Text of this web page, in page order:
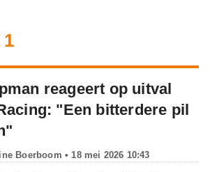
1
reageert op uitval
"Een bitterdere pil
Boerboom • 18 mei 2026 10:43